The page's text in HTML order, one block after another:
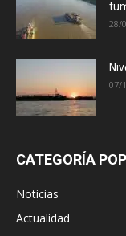
28/
07/
CATEGORÍA
Noticias
Actualidad